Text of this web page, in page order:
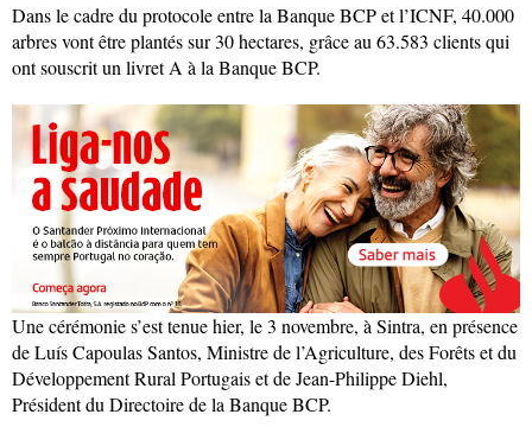
Dans le cadre du protocole entre la Banque BCP et l’ICNF, 40.000
arbres vont être plantés sur 30 hectares, grâce au 63.583 clients qui
ont souscrit un livret A à la Banque BCP.
Une cérémonie s’est tenue hier, le 3 novembre, à Sintra, en présence
de Luís Capoulas Santos, Ministre de l’Agriculture, des Forêts et du
Développement Rural Portugais et de Jean-Philippe Diehl,
Président du Directoire de la Banque BCP.